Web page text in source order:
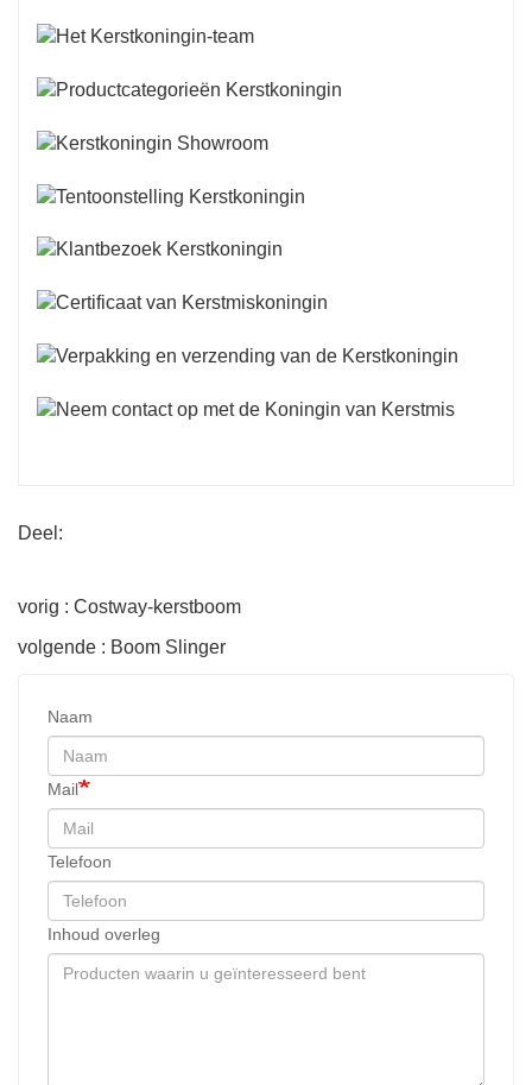
Deel:
vorig : Costway-kerstboom
volgende : Boom Slinger
Naam
Mail
Telefoon
Inhoud overleg